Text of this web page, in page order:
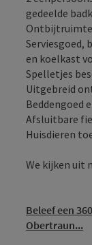
gedeelde
Ontbijtruimte
Serviesgoed,
en koelkast
Spelletjes
Uitgebreid
Beddengoed
Afsluitbare
Huisdieren
We kijken uit
Beleef een
Obertraun...